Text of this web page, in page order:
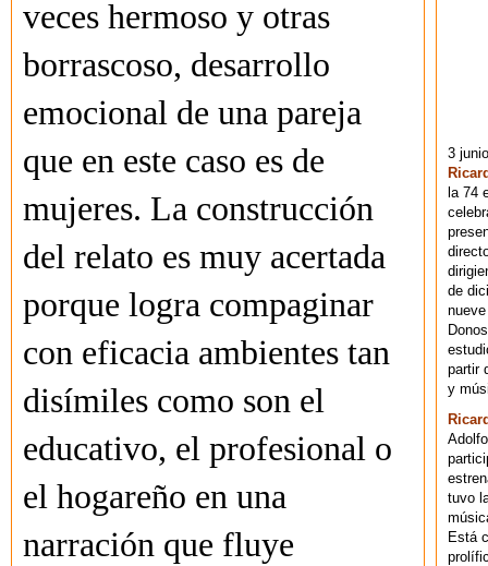
veces hermoso y otras
borrascoso, desarrollo
emocional de una pareja
que en este caso es de
mujeres. La construcción
del relato es muy acertada
porque logra compaginar
con eficacia ambientes tan
disímiles como son el
educativo, el profesional o
el hogareño en una
narración que fluye
3
la 74
de
partir
y
tuvo
Está